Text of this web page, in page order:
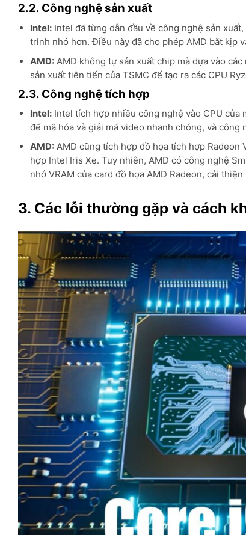
2.2. Công nghệ sản xuất
Intel:Intel đã từng dẫn đầu về công nghệ sản
trình nhỏ hơn. Điều này đã cho phép AMD bắt kịp
AMD:AMD không tự sản xuất chip mà dựa vào
sản xuất tiên tiến của TSMC để tạo ra các CPU
2.3. Công nghệ tích hợp
Intel:Intel tích hợp nhiều công nghệ vào CPU của
để mã hóa và giải mã video nhanh chóng, và
AMD:AMD cũng tích hợp đồ họa tích hợp Radeon
hợp Intel Iris Xe. Tuy nhiên, AMD có công nghệ
nhớ VRAM của card đồ họa AMD Radeon, cải
3. Các lỗi thường gặp và cách